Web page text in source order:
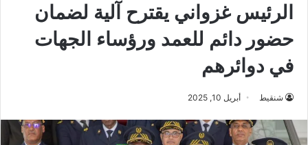
الرئيس غزواني يقترح آلية لضمان
حضور دائم للعمد ورؤساء الجهات
في دوائرهم
شنقيط أبريل 10, 2025